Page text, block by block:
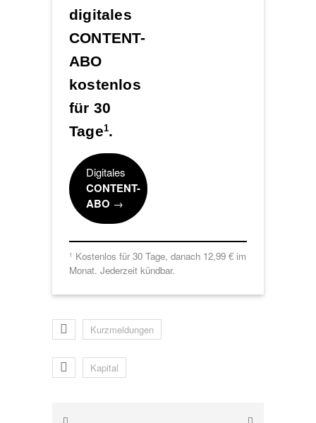
digitales
CONTENT-
ABO
kostenlos
für 30
Tage1.
Digitales
CONTENT-
ABO →
1 Kostenlos für 30 Tage, danach 12,99 € im
Monat. Jederzeit kündbar.
Kurzmeldungen
Kapital